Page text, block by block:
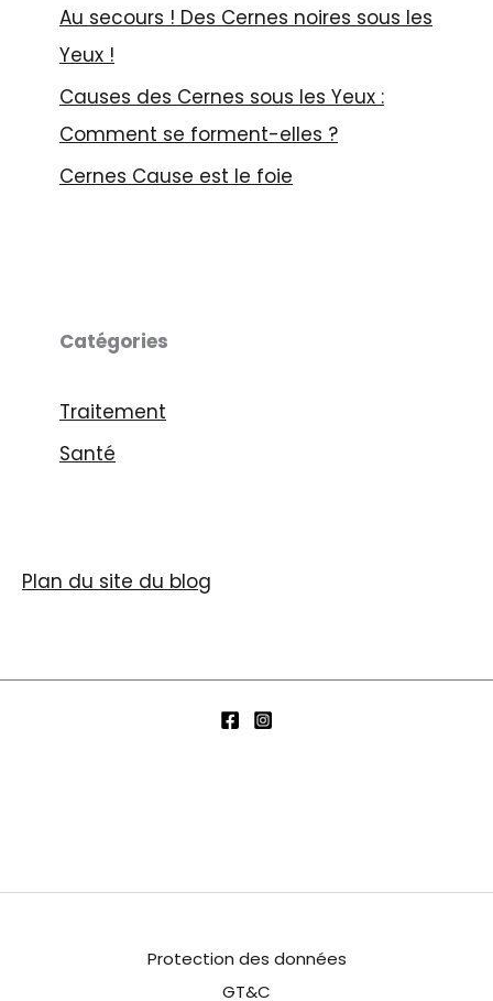
Au secours ! Des Cernes noires sous les
Yeux !
Causes des Cernes sous les Yeux :
Comment se forment-elles ?
Cernes Cause est le foie
Catégories
Traitement
Santé
Plan du site du blog
Protection des données
GT&C